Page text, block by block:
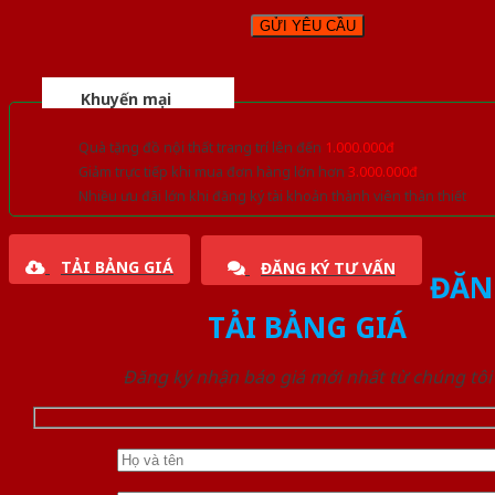
Khuyến mại
Quà tặng đồ nội thất trang trí lên đến 1.000.000đ
Giảm trực tiếp khi mua đơn hàng lớn hơn 3.000.000đ
Nhiều ưu đãi lớn khi đăng ký tài khoản thành viên thân thiết
TẢI BẢNG GIÁ ĐĂNG KÝ TƯ VẤN
TẢI BẢNG GIÁ
Đăng ký nhận báo giá mới nhất từ chúng tôi